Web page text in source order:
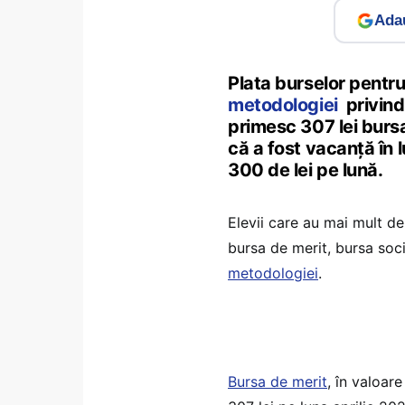
Plata burselor
metodologieiprivind
primesc 307 lei
că a fost vacanță în
300 de lei pe lună.
Elevii care au mai mult
bursa de merit, bursa
metodologiei.
Bursa de merit, în